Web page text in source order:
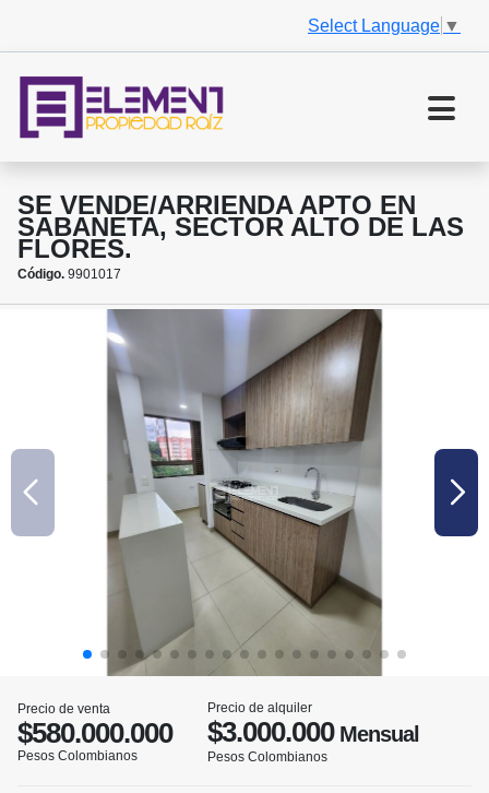
Select Language ▼
SE VENDE/ARRIENDA APTO EN
SABANETA, SECTOR ALTO DE LAS
FLORES.
Código. 9901017
Precio de venta
$580.000.000
Pesos Colombianos
Precio de alquiler
$3.000.000Mensual
Pesos Colombianos